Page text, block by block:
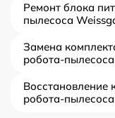
Ремонт блока
пылесоса
Замена
робота-
Восстановление
робота-